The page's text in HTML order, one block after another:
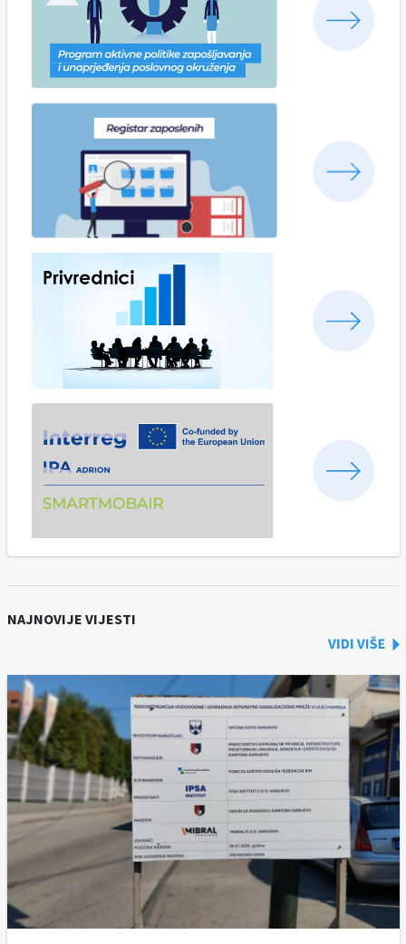
NAJNOVIJE VIJESTI